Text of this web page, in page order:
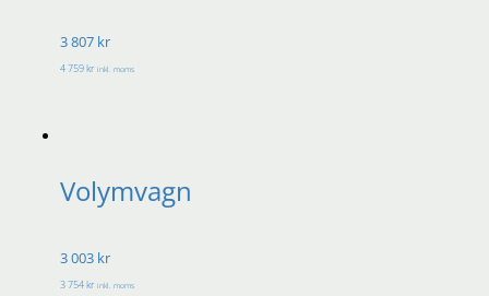
3 807 kr
4 759 kr inkl. moms
Volymvagn
3 003 kr
3 754 kr inkl. moms